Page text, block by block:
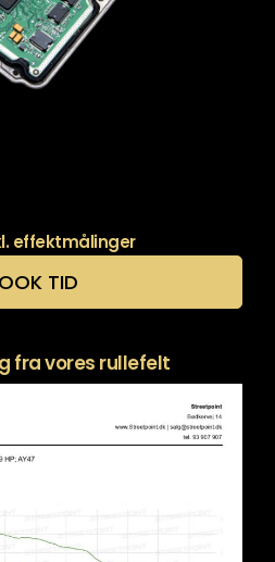
effektmålinger
TID
fra vores rullefelt